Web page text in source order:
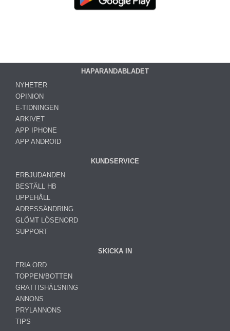
HAPARANDABLADET
NYHETER
OPINION
E-TIDNINGEN
ARKIVET
APP IPHONE
APP ANDROID
KUNDSERVICE
ERBJUDANDEN
BESTÄLL HB
UPPEHÅLL
ADRESSÄNDRING
GLÖMT LÖSENORD
SUPPORT
SKICKA IN
FRIA ORD
TOPPEN/BOTTEN
GRATTISHÄLSNING
ANNONS
PRYLANNONS
TIPS